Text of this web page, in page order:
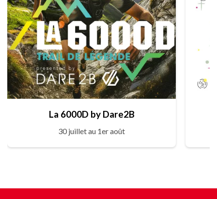
La 6000D by Dare2B
30 juillet au 1er août